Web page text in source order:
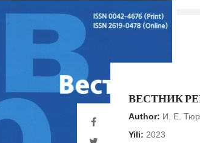
ВЕСТНИК
Author: И. Е.
Yili: 2023